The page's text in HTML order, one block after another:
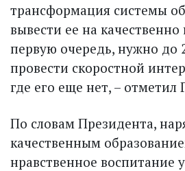
трансформация системы
вывести ее на
первую очередь, нужно до
провести скоростной
где его еще нет, – отметил
По словам Президента,
качественным
нравственное воспитание